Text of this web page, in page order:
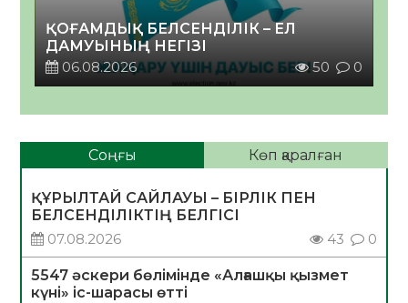
ҚОҒАМДЫҚ БЕЛСЕНДІЛІК – ЕЛ
ДАМУЫНЫҢ НЕГІЗІ
06.08.2026
50 0
Соңғы Көп қаралған
ҚҰРЫЛТАЙ САЙЛАУЫ – БІРЛІК ПЕН
БЕЛСЕНДІЛІКТІҢ БЕЛГІСІ
07.08.2026
43 0
5547 әскери бөлімінде «Алғашқы қызмет
күні» іс-шарасы өтті